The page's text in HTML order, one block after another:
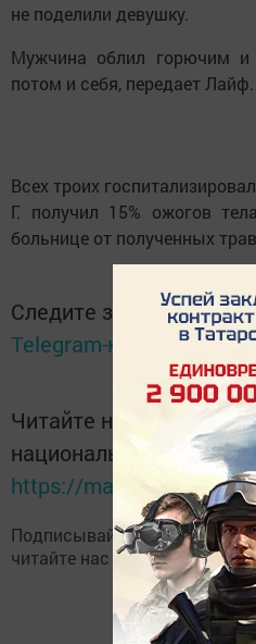
не поделили девушку.
Мужчина облил горючим и
потом и себя, передает Лайф.
Всех троих
Г. получил 15% ожогов
больнице от полученных
Следите за самым
Telegram-канале
Читайте новости
национальном
https://max.ru/tatmedia
Подписывайтесь на наш
читайте нас Вконтакте,